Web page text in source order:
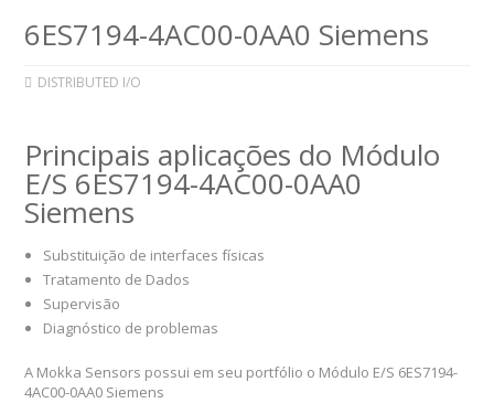
6ES7194-4AC00-0AA0 Siemens
DISTRIBUTED I/O
Principais aplicações do Módulo
E/S 6ES7194-4AC00-0AA0
Siemens
Substituição de interfaces físicas
Tratamento de Dados
Supervisão
Diagnóstico de problemas
A Mokka Sensors possui em seu portfólio o Módulo E/S 6ES7194-
4AC00-0AA0 Siemens